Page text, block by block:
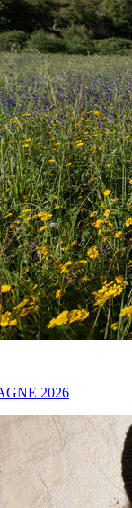
2026